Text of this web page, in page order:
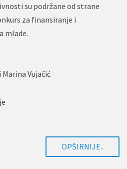
su podržane od strane
za finansiranje i
mlade.
Vujačić
OPŠIRNIJE..